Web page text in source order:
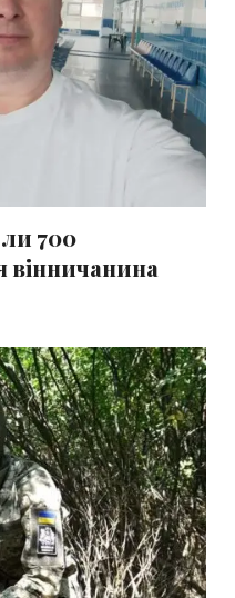
700
вінничанина